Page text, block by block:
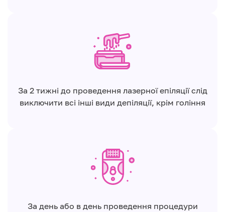
За 2 тижні до проведення лазерної епіляції слід
виключити всі інші види депіляції, крім гоління
За день або в день проведення процедури